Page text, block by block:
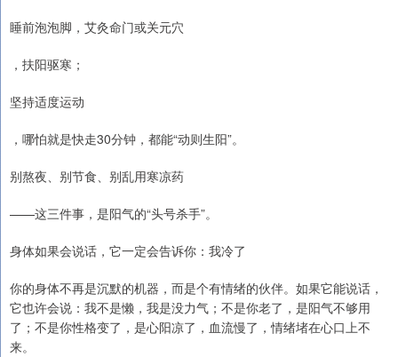
睡前泡泡脚，艾灸命门或关元穴
，扶阳驱寒；
坚持适度运动
，哪怕就是快走30分钟，都能“动则生阳”。
别熬夜、别节食、别乱用寒凉药
——这三件事，是阳气的“头号杀手”。
身体如果会说话，它一定会告诉你：我冷了
你的身体不再是沉默的机器，而是个有情绪的伙伴。如果它能说话，
它也许会说：我不是懒，我是没力气；不是你老了，是阳气不够用
了；不是你性格变了，是心阳凉了，血流慢了，情绪堵在心口上不
来。